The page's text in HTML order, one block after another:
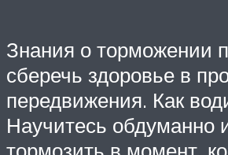
Знания о торможении
сберечь здоровье в
передвижения. Как
Научитесь обдуманно